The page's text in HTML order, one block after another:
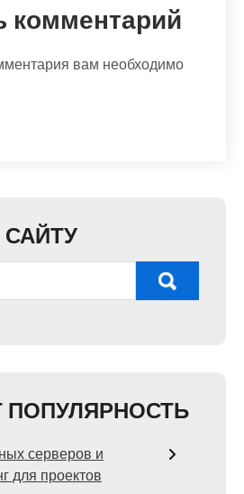
комментарий
вам необходимо
ПОПУЛЯРНОСТЬ
серверов и
для проектов